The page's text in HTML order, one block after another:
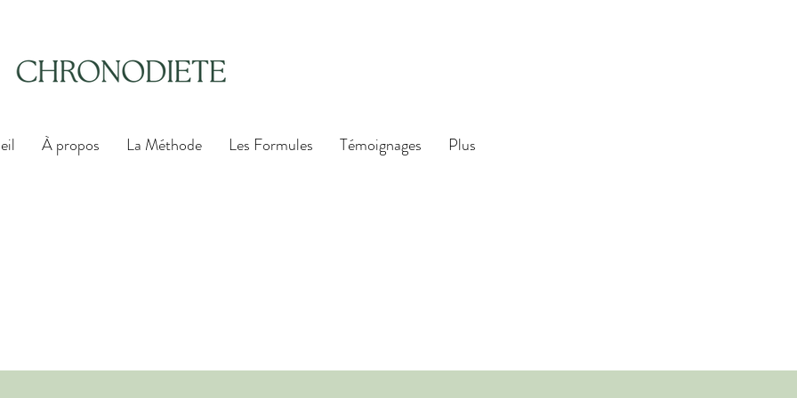
À propos La Méthode Les Formules Témoignages Plus